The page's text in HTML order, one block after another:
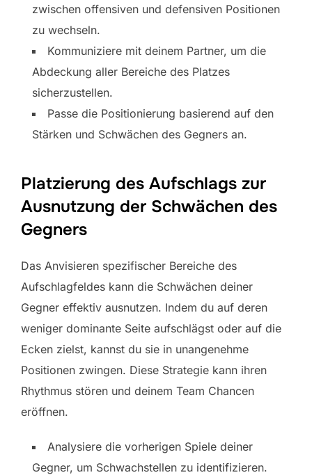
zwischen offensiven und defensiven Positionen
zu wechseln.
Kommuniziere mit deinem Partner, um die
Abdeckung aller Bereiche des Platzes
sicherzustellen.
Passe die Positionierung basierend auf den
Stärken und Schwächen des Gegners an.
Platzierung des Aufschlags zur
Ausnutzung der Schwächen des
Gegners
Das Anvisieren spezifischer Bereiche des
Aufschlagfeldes kann die Schwächen deiner
Gegner effektiv ausnutzen. Indem du auf deren
weniger dominante Seite aufschlägst oder auf die
Ecken zielst, kannst du sie in unangenehme
Positionen zwingen. Diese Strategie kann ihren
Rhythmus stören und deinem Team Chancen
eröffnen.
Analysiere die vorherigen Spiele deiner
Gegner, um Schwachstellen zu identifizieren.